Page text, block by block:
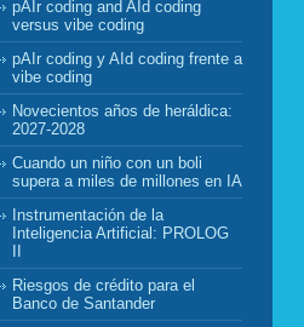
pAIr coding and AId coding
versus vibe coding
pAIr coding y AId coding frente a
vibe coding
Novecientos años de heráldica:
2027-2028
Cuando un niño con un boli
supera a miles de millones en IA
Instrumentación de la
Inteligencia Artificial: PROLOG
Riesgos de crédito para el
Banco de Santander